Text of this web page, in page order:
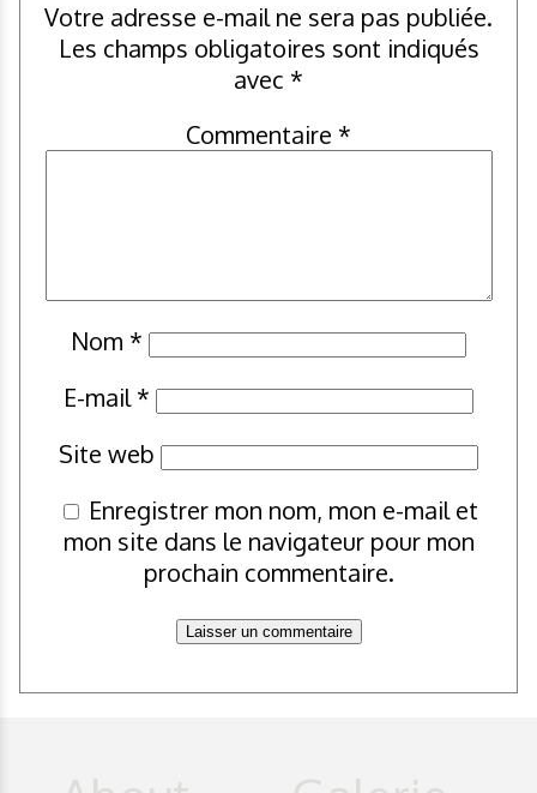
Votre adresse e-mail ne sera pas publiée.
Les champs obligatoires sont indiqués
avec *
Commentaire *
Nom *
E-mail*
Site web
Enregistrer mon nom, mon e-mail et
mon site dans le navigateur pour mon
prochain commentaire.